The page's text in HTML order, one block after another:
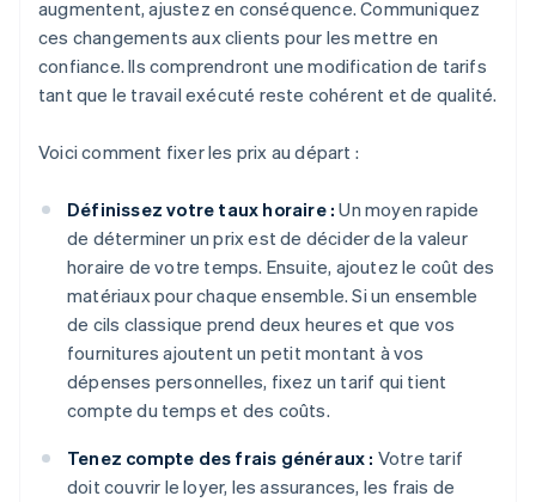
augmentent, ajustez en conséquence. Communiquez
ces changements aux clients pour les mettre en
confiance. Ils comprendront une modification de tarifs
tant que le travail exécuté reste cohérent et de qualité.
Voici comment fixer les prix au départ :
Définissez votre taux horaire : Un moyen rapide
de déterminer un prix est de décider de la valeur
horaire de votre temps. Ensuite, ajoutez le coût des
matériaux pour chaque ensemble. Si un ensemble
de cils classique prend deux heures et que vos
fournitures ajoutent un petit montant à vos
dépenses personnelles, fixez un tarif qui tient
compte du temps et des coûts.
Tenez compte des frais généraux : Votre tarif
doit couvrir le loyer, les assurances, les frais de